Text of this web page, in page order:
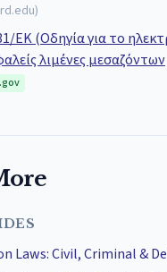
)
ΕΚ (Οδηγία για το
λιμένες μεσαζόντων
.gov
Laws: Civil, Criminal &